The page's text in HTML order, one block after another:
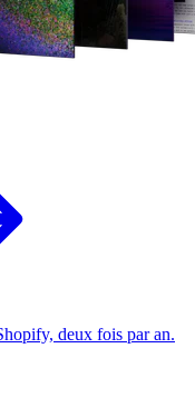
deux fois par an.